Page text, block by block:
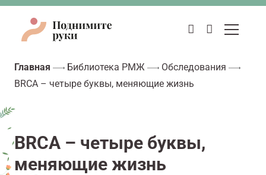
Главная Библиотека РМЖ
Обследования
BRCA – четыре буквы, меняющие жизнь
BRCA – четыре буквы,
меняющие жизнь